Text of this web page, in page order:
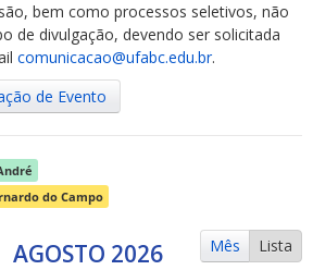
bem como processos seletivos, não
de divulgação, devendo ser solicitada
comunicacao@ufabc.edu.br.
de Evento
do Campo
Mês Lista
AGOSTO 2026